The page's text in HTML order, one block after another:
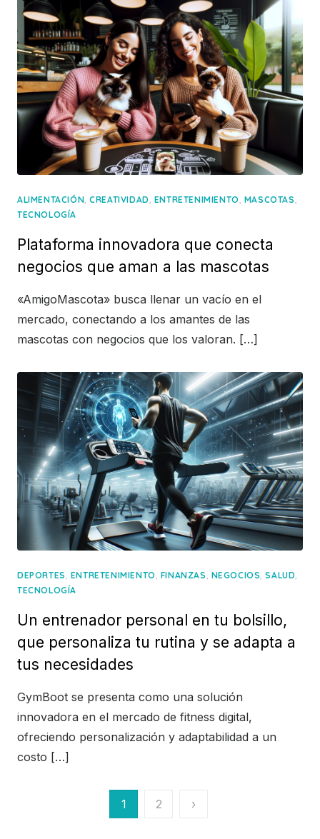
ALIMENTACIÓN,CREATIVIDAD, ENTRETENIMIENTO, MASCOTAS,
TECNOLOGÍA
Plataforma innovadora que conecta
negocios que aman a las mascotas
«AmigoMascota» busca llenar un vacío en el
mercado, conectando a los amantes de las
mascotas con negocios que los valoran. […]
DEPORTES, ENTRETENIMIENTO, FINANZAS, NEGOCIOS,SALUD,
TECNOLOGÍA
Un entrenador personal en tu bolsillo,
que personaliza tu rutina y se adapta a
tus necesidades
GymBoot se presenta como una solución
innovadora en el mercado de fitness digital,
ofreciendo personalización y adaptabilidad a un
costo […]
1 2 ›